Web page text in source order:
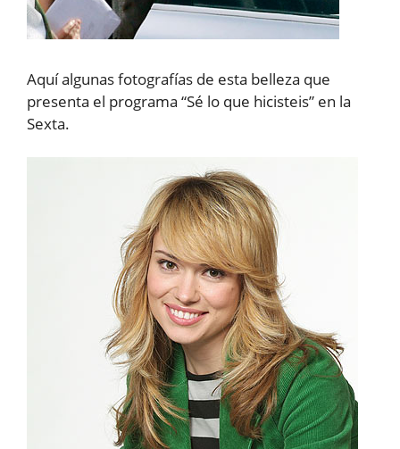
Aquí algunas fotografías de esta belleza que
presenta el programa “Sé lo que hicisteis” en la
Sexta.